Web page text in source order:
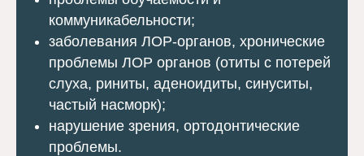
коммуникабельности;
заболевания ЛОР-органов, хронические
проблемы ЛОР органов (отиты с потерей
слуха, риниты, аденоидиты, синуситы,
частый насморк);
нарушение зрения, ортодонтические
проблемы.